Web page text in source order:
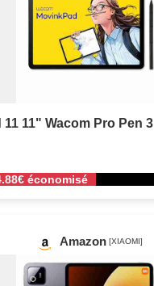
11 11" Wacom Pro Pen 3
économisé
Amazon [XIAOMI]